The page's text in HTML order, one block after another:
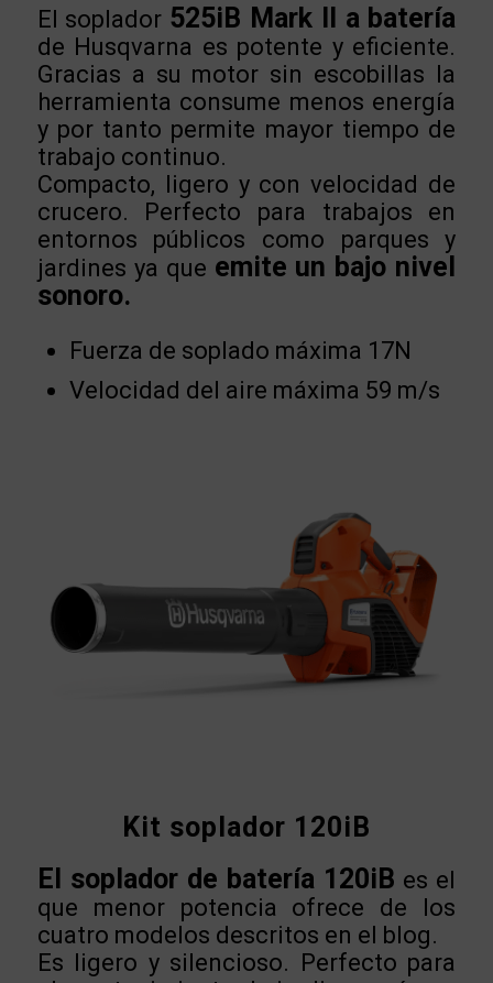
El soplador 525iB Mark II a batería
de Husqvarna es potente y eficiente.
Gracias a su motor sin escobillas la
herramienta consume menos energía
y por tanto permite mayor tiempo de
trabajo continuo.
Compacto, ligero y con velocidad de
crucero. Perfecto para trabajos en
entornos públicos como parques y
jardines ya que emite un bajo nivel
sonoro.
Fuerza de soplado máxima 17N
Velocidad del aire máxima 59 m/s
Kit soplador 120iB
El soplador de batería 120iB es el
que menor potencia ofrece de los
cuatro modelos descritos en el blog.
Es ligero y silencioso. Perfecto para